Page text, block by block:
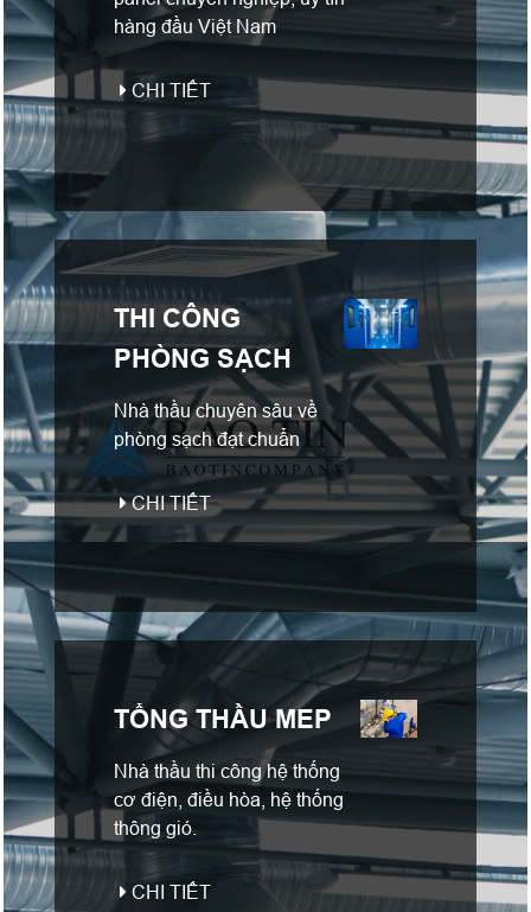
hàng đầu Việt Nam
CHI TIẾT
THI CÔNG
PHÒNG SẠCH
Nhà thầu chuyên sâu về
phòng sạch đạt chuẩn
CHI TIẾT
TỔNG THẦU MEP
Nhà thầu thi công hệ thống
cơ điện, điều hòa, hệ thống
thông gió.
CHI TIẾT